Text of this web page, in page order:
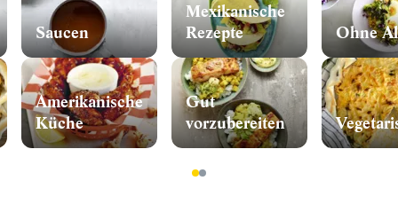
Saucen
Amerikanische
Küche
Mexikanische
Rezepte
Gut
vorzubereiten
Ohne
12